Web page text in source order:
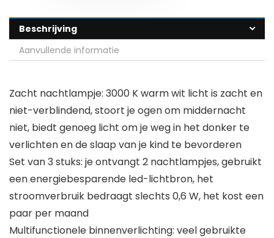
Beschrijving
Aanvullende informatie
Zacht nachtlampje: 3000 K warm wit licht is zacht en
niet-verblindend, stoort je ogen om middernacht
niet, biedt genoeg licht om je weg in het donker te
verlichten en de slaap van je kind te bevorderen
Set van 3 stuks: je ontvangt 2 nachtlampjes, gebruikt
een energiebesparende led-lichtbron, het
stroomverbruik bedraagt slechts 0,6 W, het kost een
paar per maand
Multifunctionele binnenverlichting: veel gebruikte